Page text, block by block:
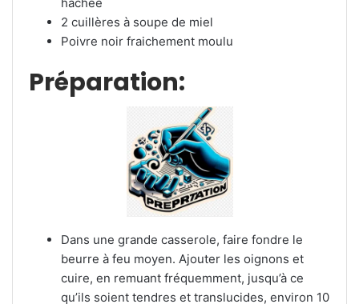
hachée
2 cuillères à soupe de miel
Poivre noir fraichement moulu
Préparation:
Dans une grande casserole, faire fondre le
beurre à feu moyen. Ajouter les oignons et
cuire, en remuant fréquemment, jusqu’à ce
qu’ils soient tendres et translucides, environ 10